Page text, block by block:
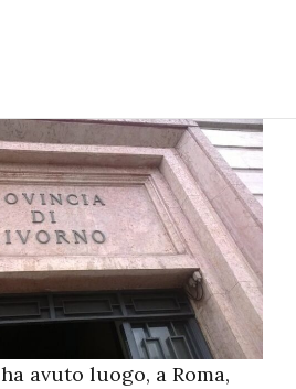
ha avuto luogo, a Roma,